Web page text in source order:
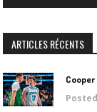
ARTICLES RÉCENTS